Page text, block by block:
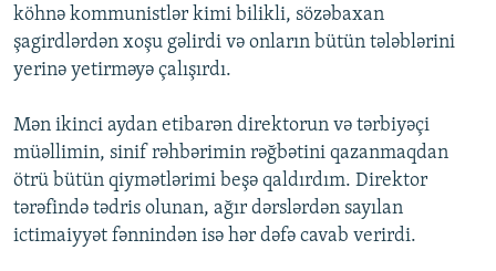
köhnə kommunistlər kimi bilikli, sözəbaxan
şagirdlərdən xoşu gəlirdi və onların bütün tələblərini
yerinə yetirməyə çalışırdı.
Mən ikinci aydan etibarən direktorun və tərbiyəçi
müəllimin, sinif rəhbərimin rəğbətini qazanmaqdan
ötrü bütün qiymətlərimi beşə qaldırdım. Direktor
tərəfində tədris olunan, ağır dərslərdən sayılan
ictimaiyyət fənnindən isə hər dəfə cavab verirdi.